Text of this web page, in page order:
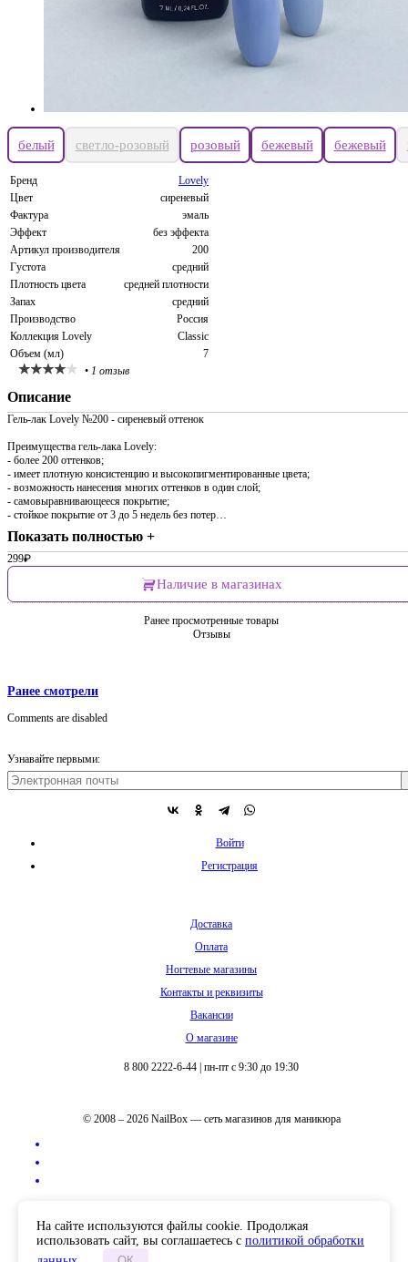
белый светло-розовый розовый бежевый бежевый
Бренд
Lovely
Цвет
сиреневый
Фактура
эмаль
Эффект
без эффекта
Артикул производителя
200
Густота
средний
Плотность цвета
средней плотности
Запах
средний
Производство
Россия
Коллекция Lovely
Classic
Объем (мл)
7
• 1 отзыв
Описание
Гель-лак Lovely №200 - сиреневый оттенок
Преимущества гель-лака Lovely:
- более 200 оттенков;
- имеет плотную консистенцию и высокопигментированные цвета;
- возможность нанесения многих оттенков в один слой;
- самовыравнивающееся покрытие;
- стойкое покрытие от 3 до 5 недель без потер…
Показать полностью +
299₽
Наличие в магазинах
Ранее просмотренные товары
Отзывы
Ранее смотрели
Comments are disabled
Узнавайте первыми:
Войти
Регистрация
Доставка
Оплата
Ногтевые магазины
Контакты и реквизиты
Вакансии
О магазине
8 800 2222-6-44 пн-пт с 9:30 до 19:30
© 2008 – 2026 NailBox — сеть магазинов для маникюра
На сайте используются файлы cookie. Продолжая
использовать сайт, вы соглашаетесь с политикой обработки